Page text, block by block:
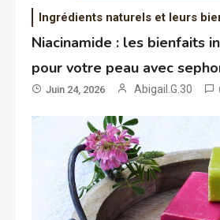
Ingrédients naturels et leurs
Niacinamide : les bienfaits
pour votre peau avec
Juin 24, 2026 Abigail.G.30